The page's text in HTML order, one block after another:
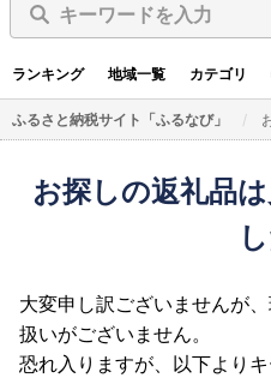
キーワードを入力
ランキング 地域一覧 カテゴリ
ふるさと納税サイト「ふるなび」
お探しの返礼品
大変申し訳ございませんが
扱いがございません。
恐れ入りますが、以下より